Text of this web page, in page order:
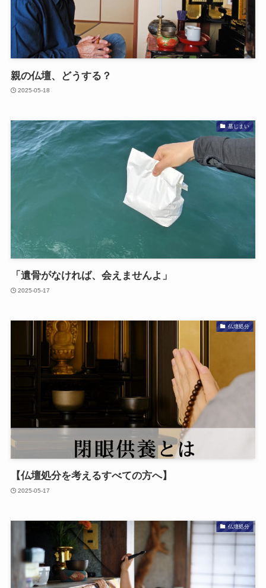
親の​仏壇、​どうする？
2025-05-18
墓じまい
「遺骨が​なければ、​会えませんよ」
2025-05-17
仏壇処分
【仏壇処分を​考える​すべての​方​へ​】
2025-05-17
仏壇処分